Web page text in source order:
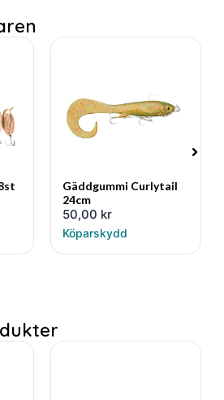
Gäddgummi Curlytail
24cm
50,00 kr
Köparskydd